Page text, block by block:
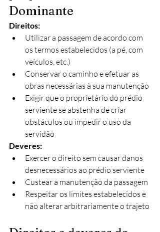
Dominante
Direitos:
Utilizar a passagem de acordo com
os termos estabelecidos (a pé, com
veículos, etc.)
Conservar o caminho e efetuar as
obras necessárias à sua manutenção
Exigir que o proprietário do prédio
serviente se abstenha de criar
obstáculos ou impedir o uso da
servidão​
Deveres:
Exercer o direito sem causar danos
desnecessários ao prédio serviente
Custear a manutenção da passagem
Respeitar os limites estabelecidos e
não alterar arbitrariamente o trajeto​